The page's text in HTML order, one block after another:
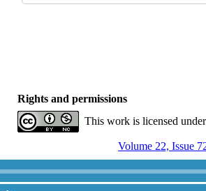
Rights and permissions
This work is licensed
Volume 22, Issue